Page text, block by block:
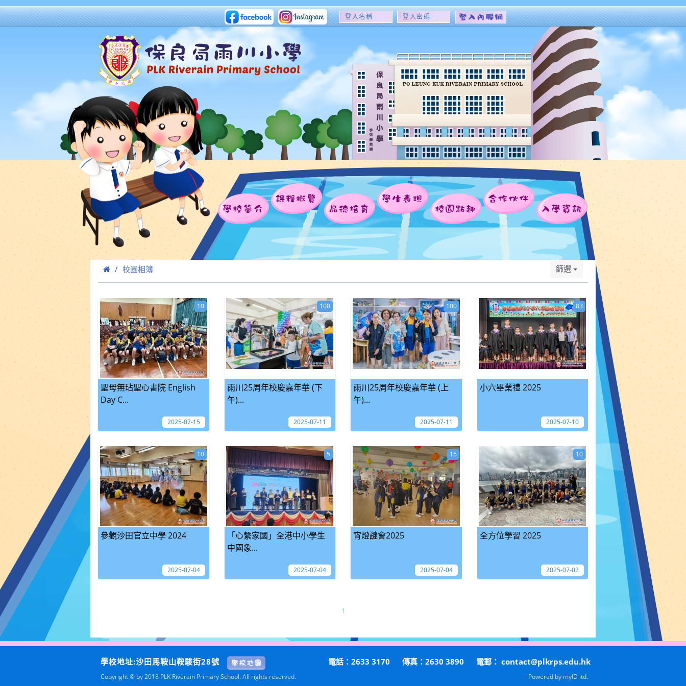
登
名
稱
登
密
碼
學校簡介
課程概覽
品德培育
學生表現
校園點趣
合作伙伴
入學資訊
校園相簿 篩選
聖母無玷聖心書院 English
Day C...
10
2025-07-15
雨川25周年校慶嘉年華 (下
午)...
100
2025-07-11
雨川25周年校慶嘉年華 (上
午)...
100
2025-07-11
小六畢業禮 2025
83
2025-07-10
參觀沙田官立中學 2024
10
2025-07-04
「心繫家國」全港中小學生
中國象...
5
2025-07-04
宵燈謎會2025
16
2025-07-04
全方位學習 2025
10
2025-07-02
1
學校地址:沙田馬鞍山鞍駿街28號 電話：2633 3170 傳真：2630 3890 電郵： contact@plkrps.edu.hk
Copyright © by 2018 PLK Riverain Primary School. All rights reserved. Powered by myID itd.